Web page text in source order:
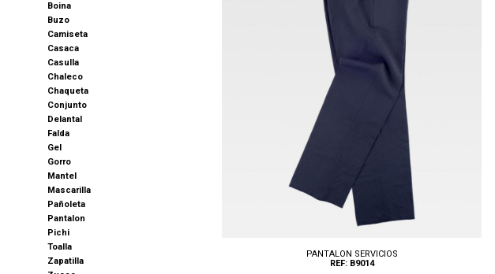
Boina
Buzo
Camiseta
Casaca
Casulla
Chaleco
Chaqueta
Conjunto
Delantal
Falda
Gel
Gorro
Mantel
Mascarilla
Pañoleta
Pantalon
Pichi
Toalla
Zapatilla
PANTALON SERVICIOS
REF: B9014